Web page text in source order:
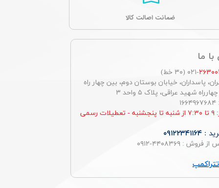
ﺿﻤﺎﻧﺖ اصالت کالا
ما
-۰۲۱ (۳۰ خط)
پاسداران، خیابان بوستان دوم، بین چهار راه
شهید عراقی، پلاک ۵ واحد ۳
ساعت کار: ۹ تا ۷:۳۰ از شنبه تا پنجشنبه - تعطیلات رسمی
:۰۹۱۲۲۳۴۱۱۶۴
: ۴۴۰۸۳۶۹-۰۹۱۲